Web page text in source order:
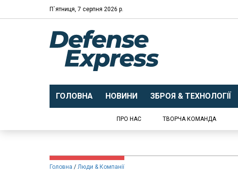
П`ятниця, 7 серпня 2026 р.
ГОЛОВНА НОВИНИ ЗБРОЯ & ТЕХНОЛОГІЇ
ПРО НАС ТВОРЧА КОМАНДА
Головна Люди & Компанії